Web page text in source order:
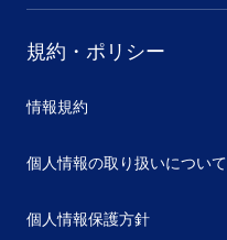
規約・ポリシー
情報規約
個人情報の取り扱いについて
個人情報保護方針